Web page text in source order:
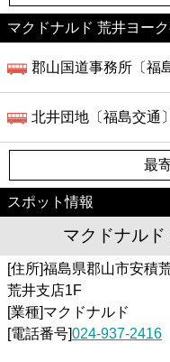
マクドナルド 荒井ヨー
郡山国道事務所〔福
北井団地〔福島交通
最
スポット情報
マクドナル
[住所]福島県郡山市安積
荒井支店1F
[業種]マクドナルド
[電話番号]024-937-2416